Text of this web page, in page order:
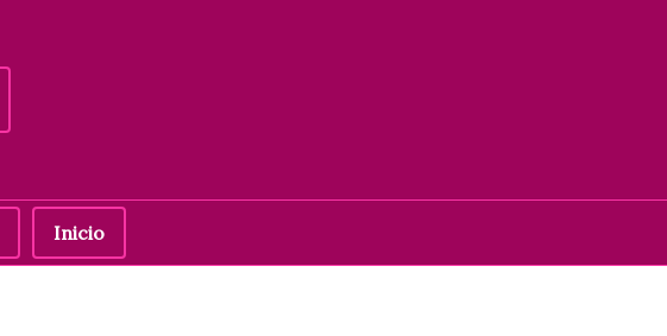
Inicio